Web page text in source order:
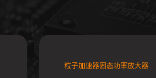
粒子加速器固态功率放大器